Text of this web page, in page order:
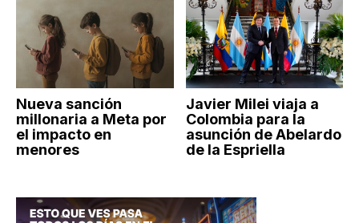
Nueva sanción
millonaria a Meta por
el impacto en
menores
Javier Milei viaja a
Colombia para la
asunción de Abelardo
de la Espriella